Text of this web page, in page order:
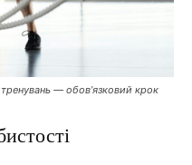
— обов’язковий крок